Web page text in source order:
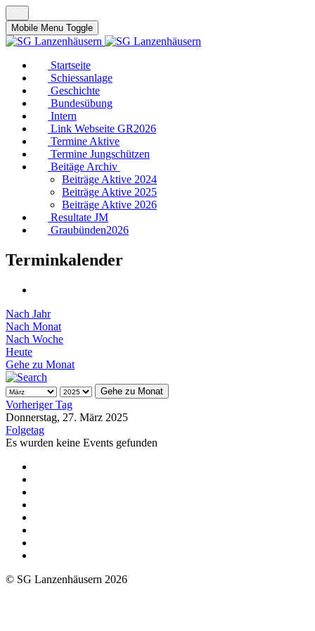
Mobile Menu Toggle
Startseite
Schiessanlage
Geschichte
Bundesübung
Intern
Link Webseite GR2026
Termine Aktive
Termine Jungschützen
Beitäge Archiv
Beiträge Aktive 2024
Beiträge Aktive 2025
Beiträge Aktive 2026
Resultate JM
Graubünden2026
Terminkalender
Nach Jahr
Nach Monat
Nach Woche
Heute
Gehe zu Monat
Gehe zu Monat
Vorheriger Tag
Donnerstag, 27. März 2025
Folgetag
Es wurden keine Events gefunden
© SG Lanzenhäusern 2026